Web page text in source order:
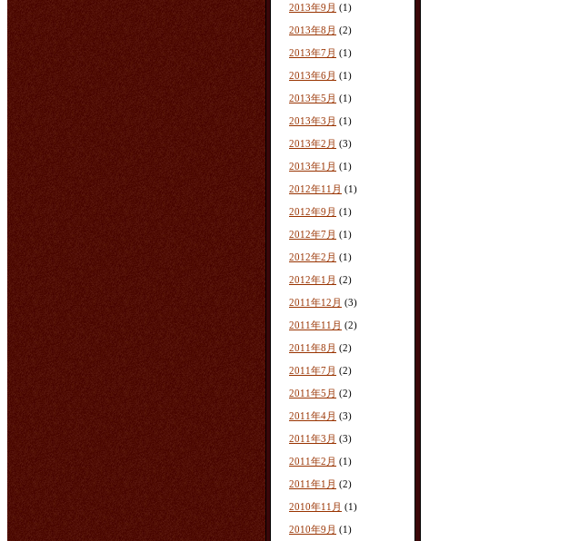
2013年9月 (1)
2013年8月 (2)
2013年7月 (1)
2013年6月 (1)
2013年5月 (1)
2013年3月 (1)
2013年2月 (3)
2013年1月 (1)
2012年11月 (1)
2012年9月 (1)
2012年7月 (1)
2012年2月 (1)
2012年1月 (2)
2011年12月 (3)
2011年11月 (2)
2011年8月 (2)
2011年7月 (2)
2011年5月 (2)
2011年4月 (3)
2011年3月 (3)
2011年2月 (1)
2011年1月 (2)
2010年11月 (1)
2010年9月 (1)